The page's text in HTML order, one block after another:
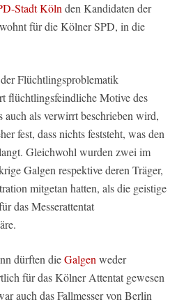
Stadt Kölnden Kandidaten der
für die Kölner SPD, in die
Flüchtlingsproblematik
flüchtlingsfeindliche Motive des
auch als verwirrt beschrieben wird,
fest, dass nichts feststeht, was den
Gleichwohl wurden zwei im
Galgen respektive deren Träger,
mitgetan hatten, als die geistige
das Messerattentat
dürften dieGalgenweder
für das Kölner Attentat gewesen
auch das Fallmesser von Berlin